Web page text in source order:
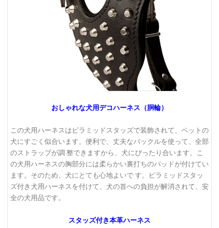
おしゃれな犬用デコハーネス（胴輪）
この犬用ハーネスはピラミッドスタッズで装飾されて、ペットの
犬にすごく似合います。便利で、丈夫なバックルを使って、全部
のストラップが調 整できますから、犬にぴったり合います。こ
の犬用ハーネスの胸部分には柔らかい裏打ちのパッドが付けてい
ます。そのため、犬にとても心地よいで す。ピラミッドスタッ
ズ付き犬用ハーネスを付けて、犬の首への負担が解消されて、安
全の犬用品です。
スタッズ付き本革ハーネス